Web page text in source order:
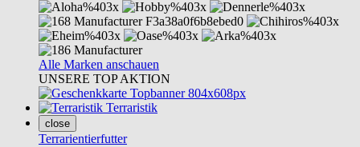
Alle Marken anschauen
UNSERE TOP AKTION
Terraristik
close
Terrarientierfutter